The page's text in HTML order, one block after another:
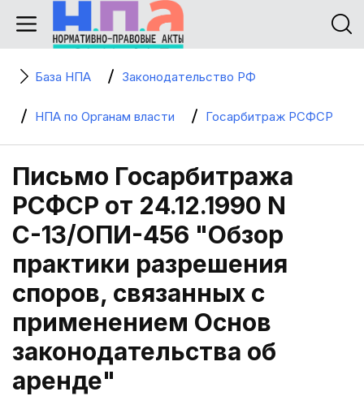
База НПА Законодательство РФ
НПА по Органам власти Госарбитраж РСФСР
Письмо Госарбитража
РСФСР от 24.12.1990 N
С-13/ОПИ-456 "Обзор
практики разрешения
споров, связанных с
применением Основ
законодательства об
аренде"